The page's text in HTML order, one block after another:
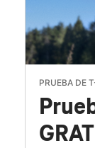
PRUEBA DE